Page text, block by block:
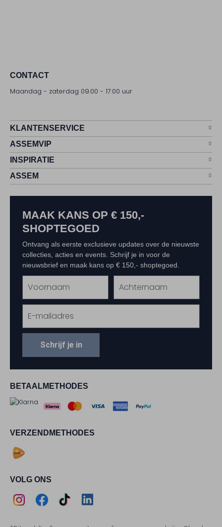
CONTACT
Maandag - zaterdag 09:00 - 17:00 uur
KLANTENSERVICE
ASSEMVIP
INSPIRATIE
ASSEM
BETAALMETHODES
VERZENDMETHODES
VOLG ONS
MAAK KANS OP € 150,-
SHOPTEGOED
Ontvang als eerste exclusieve updates over de nieuwste
collecties, acties en events. Schrijf je in voor de
nieuwsbrief en maak kans op € 150,- shoptegoed.
Schrijf je in